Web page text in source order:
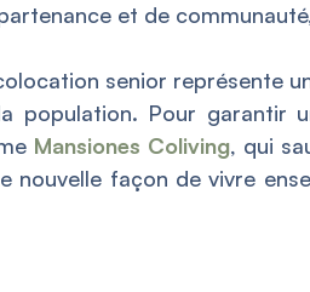
et de
senior représente
population. Pour garantir
Mansiones Coliving, qui
nouvelle façon de vivre